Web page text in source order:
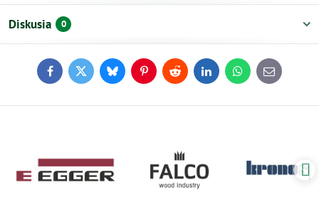
Diskusia 0
FacebookTwitterBlueskyPinterestReddit LinkedInWhatsApp
E-
mail